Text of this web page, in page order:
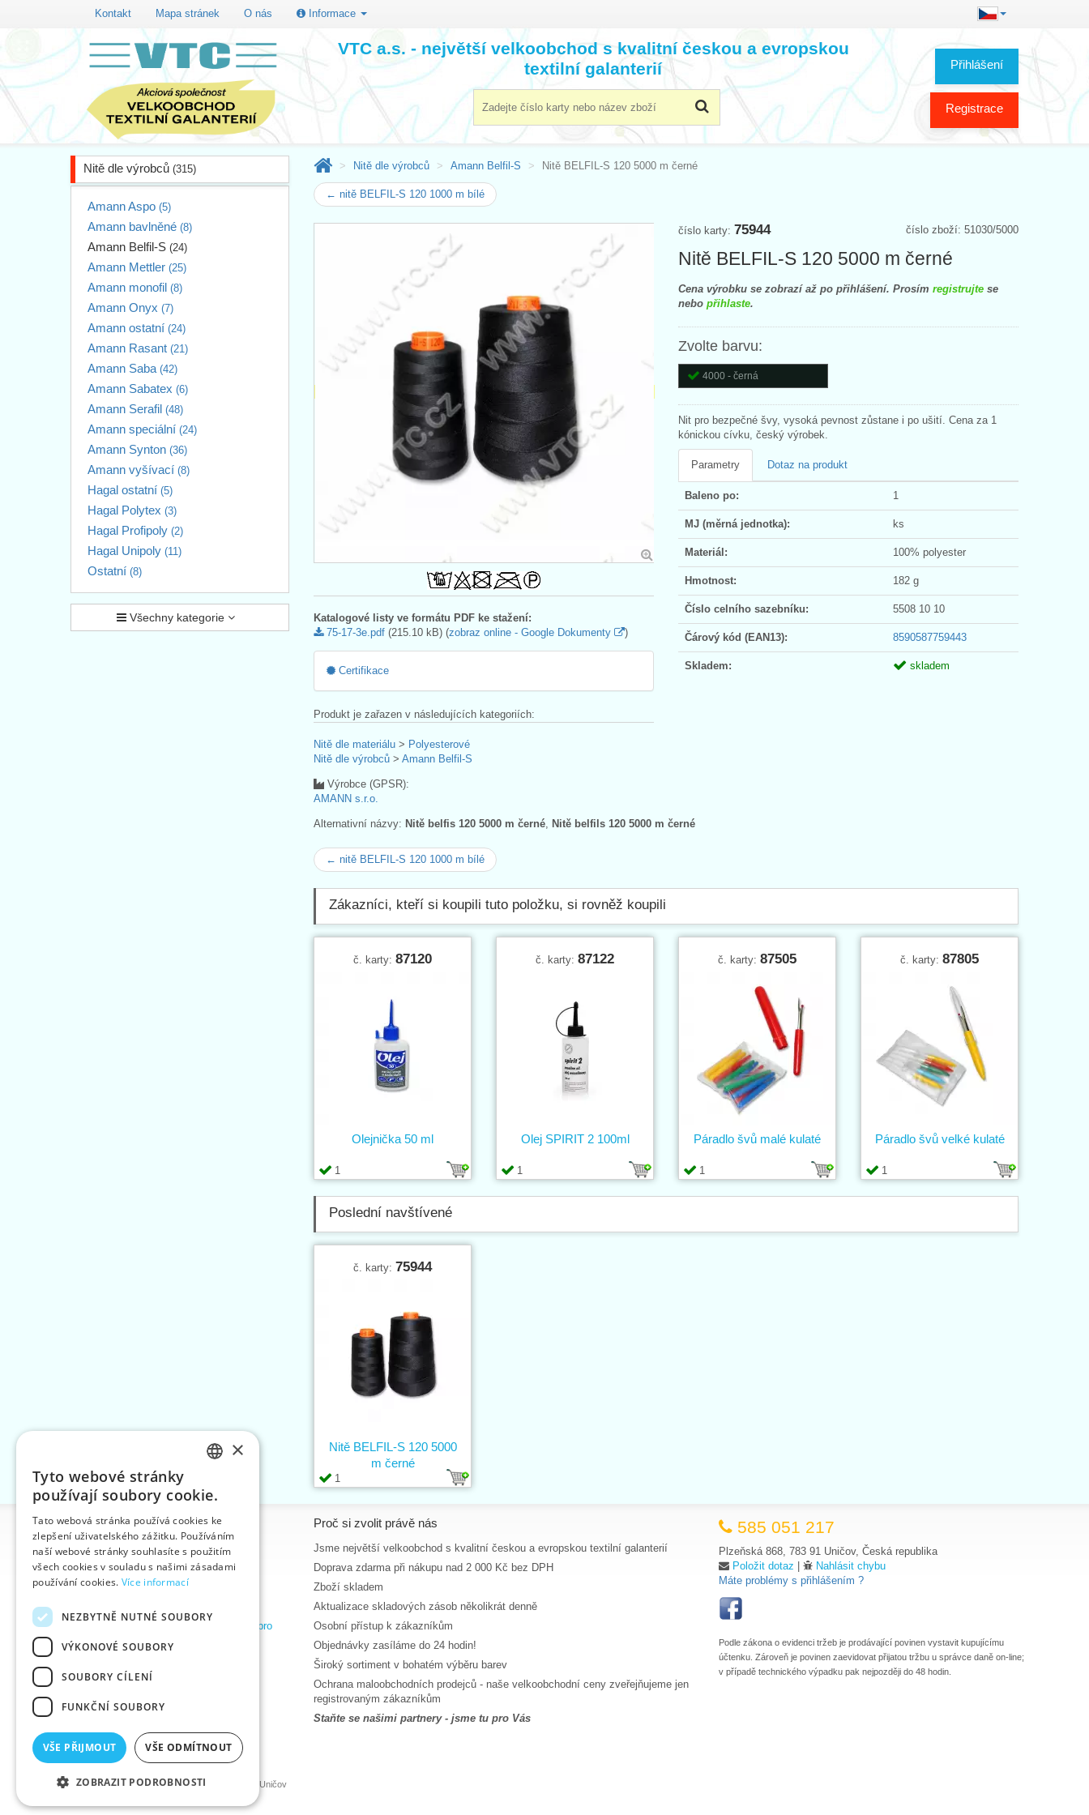
Kontakt Mapa stránek O nás Informace
Přihlášení
Registrace
VTC a.s. - největší velkoobchod s kvalitní českou a evropskou
textilní galanterií
Nitě dle výrobců (315)
Amann Aspo (5)
Amann bavlněné (8)
Amann Belfil-S (24)
Amann Mettler (25)
Amann monofil (8)
Amann Onyx (7)
Amann ostatní (24)
Amann Rasant (21)
Amann Saba (42)
Amann Sabatex (6)
Amann Serafil (48)
Amann speciální (24)
Amann Synton (36)
Amann vyšívací (8)
Hagal ostatní (5)
Hagal Polytex (3)
Hagal Profipoly (2)
Hagal Unipoly (11)
Ostatní (8)
Všechny kategorie
Nitě dle výrobců Amann Belfil-S Nitě BELFIL-S 120 5000 m černé
← nitě BELFIL-S 120 1000 m bílé
číslo zboží: 51030/5000
číslo karty: 75944
Nitě BELFIL-S 120 5000 m černé
Cena výrobku se zobrazí až po přihlášení. Prosím registrujte se
nebo přihlaste.
Zvolte barvu:
4000 - černá
Nit pro bezpečné švy, vysoká pevnost zůstane i po ušití. Cena za 1
kónickou cívku, český výrobek.
Parametry Dotaz na produkt
Baleno po: 1
MJ (měrná jednotka): ks
Materiál: 100% polyester
Hmotnost: 182 g
Číslo celního sazebníku: 5508 10 10
Čárový kód (EAN13): 8590587759443
Skladem: skladem
Katalogové listy ve formátu PDF ke stažení:
75-17-3e.pdf (215.10 kB) (zobraz online - Google Dokumenty )
Certifikace
Produkt je zařazen v následujících kategoriích:
Nitě dle materiálu > Polyesterové
Nitě dle výrobců > Amann Belfil-S
Výrobce (GPSR):
AMANN s.r.o.
Alternativní názvy: Nitě belfis 120 5000 m černé Nitě belfils 120 5000 m černé
← nitě BELFIL-S 120 1000 m bílé
Zákazníci, kteří si koupili tuto položku, si rovněž koupili
č. karty: 87120
1
Olejnička 50 ml
č. karty: 87122
1
Olej SPIRIT 2 100ml
č. karty: 87505
1
Páradlo švů malé kulaté
č. karty: 87805
1
Páradlo švů velké kulaté
Poslední navštívené
č. karty: 75944
1
Nitě BELFIL-S 120 5000
m černé
Informace
Úvodní strana
Kontakt
Mapa stránek
Obchodní podmínky e-shopu VTC, a.s. pro
zákazníky z České republiky
Nápověda
Ke stažení
Produktová videa, video návody
©2026 Velkoobchod textilní galanterie VTC a.s., Uničov
Proč si zvolit právě nás
Jsme největší velkoobchod s kvalitní českou a evropskou textilní galanterií
Doprava zdarma při nákupu nad 2 000 Kč bez DPH
Zboží skladem
Aktualizace skladových zásob několikrát denně
Osobní přístup k zákazníkům
Objednávky zasíláme do 24 hodin!
Široký sortiment v bohatém výběru barev
Ochrana maloobchodních prodejců - naše velkoobchodní ceny zveřejňujeme jen
registrovaným zákazníkům
Staňte se našimi partnery - jsme tu pro Vás
585 051 217
Plzeňská 868, 783 91 Uničov, Česká republika
Položit dotaz |
Nahlásit chybu
Máte problémy s přihlášením ?
Podle zákona o evidenci tržeb je prodávající povinen vystavit kupujícímu
účtenku. Zároveň je povinen zaevidovat přijatou tržbu u správce daně on-line;
v případě technického výpadku pak nejpozději do 48 hodin.
ENGLISH
GERMAN
×
Tyto webové stránky
používají soubory cookie.
Tato webová stránka používá cookies ke
zlepšení uživatelského zážitku. Používáním
naší webové stránky souhlasíte s použitím
všech cookies v souladu s našimi zásadami
používání cookies. Více informací
NEZBYTNĚ NUTNÉ SOUBORY
VÝKONOVÉ SOUBORY
SOUBORY CÍLENÍ
FUNKČNÍ SOUBORY
VŠE PŘIJMOUT VŠE ODMÍTNOUT
ZOBRAZIT PODROBNOSTI